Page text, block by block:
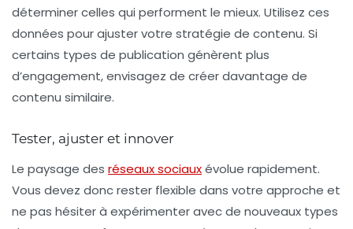
déterminer celles qui performent le mieux. Utilisez ces
données pour ajuster votre stratégie de contenu. Si
certains types de publication génèrent plus
d’engagement, envisagez de créer davantage de
contenu similaire.
Tester, ajuster et innover
Le paysage des réseaux sociauxévolue rapidement.
Vous devez donc rester flexible dans votre approche et
ne pas hésiter à expérimenter avec de nouveaux types